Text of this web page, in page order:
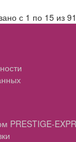
с 1 по 15 из
PRESTIGE-